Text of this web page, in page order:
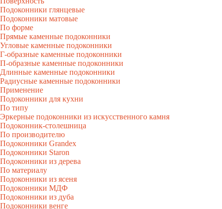
Подоконники глянцевые
Подоконники матовые
По форме
Прямые каменные подоконники
Угловые каменные подоконники
Г-образные каменные подоконники
П-образные каменные подоконники
Длинные каменные подоконники
Радиусные каменные подоконники
Применение
Подоконники для кухни
По типу
Эркерные подоконники из искусственного камня
Подоконник-столешница
По производителю
Подоконники Grandex
Подоконники Staron
Подоконники из дерева
По материалу
Подоконники из ясеня
Подоконники МДФ
Подоконники из дуба
Подоконники венге